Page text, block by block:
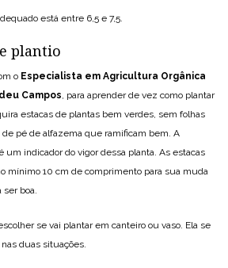
está entre 6,5 e 7,5.
plantio
o Especialista em Agricultura Orgânica
Campos, para aprender de vez como plantar
estacas de plantas bem verdes, sem folhas
de pé de alfazema que ramificam bem. A
um indicador do vigor dessa planta. As estacas
mínimo 10 cm de comprimento para sua muda
ser boa.
se vai plantar em canteiro ou vaso. Ela se
duas situações.